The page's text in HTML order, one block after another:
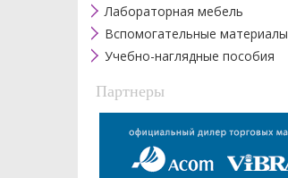
Лабораторная мебель
Вспомогательные материалы
Учебно-наглядные пособия
Партнеры